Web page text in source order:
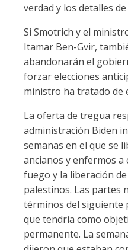
verdad y los detalles
Si Smotrich y el
Itamar Ben-Gvir,
abandonarán el
forzar elecciones
ministro ha tratado de
La oferta de tregua
administración Biden
semanas en el que se
ancianos y enfermos a
fuego y la liberación
palestinos. Las partes
términos del siguiente
que tendría como
permanente. La